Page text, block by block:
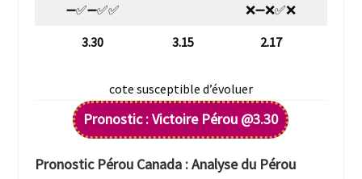
➖✅➖✅✅
❌➖❌✅❌
3.30
3.15 2.17
cote susceptible d’évoluer
Pronostic : Victoire Pérou @3.30
Pronostic Pérou Canada : Analyse du Pérou